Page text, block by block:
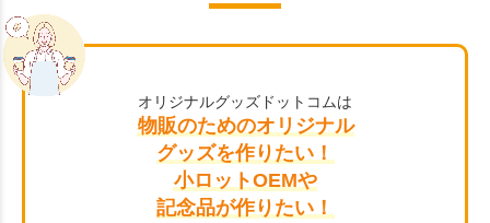
オリジナルグッズドットコムは
物販のためのオリジナル
グッズを作りたい！
小ロットOEMや
記念品が作りたい！